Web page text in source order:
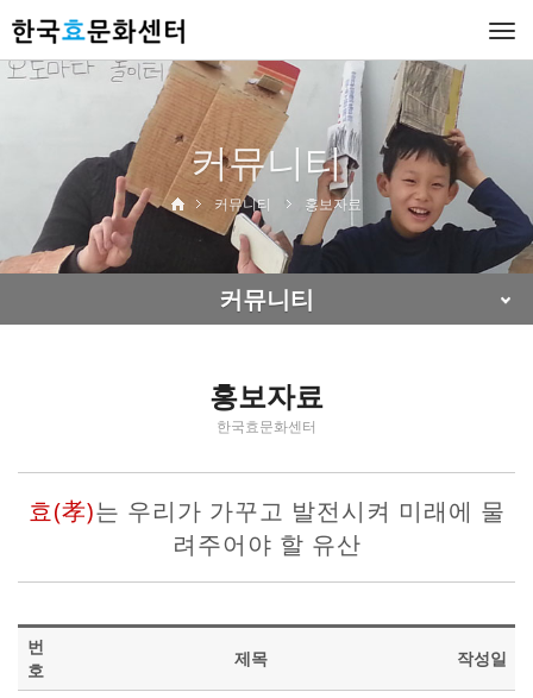
커뮤니티
커뮤니티 홍보자료
커뮤니티
홍보자료
한국효문화센터
효(孝)는 우리가 가꾸고 발전시켜 미래에 물
려주어야 할 유산
번
호
제목 작성일